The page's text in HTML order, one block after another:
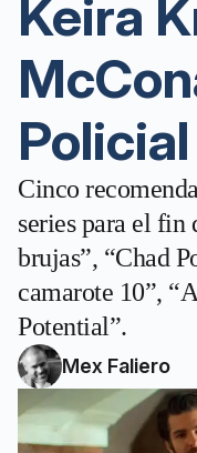
Keira
Policial
Cinco
series para el fin
brujas”, “Chad
camarote 10”,
Potential”.
Mex Faliero